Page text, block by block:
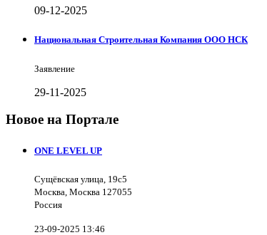
09-12-2025
Национальная Строительная Компания ООО НСК
Заявление
29-11-2025
Новое на Портале
ONE LEVEL UP
Сущёвская улица, 19с5
Москва, Москва 127055
Россия
23-09-2025 13:46